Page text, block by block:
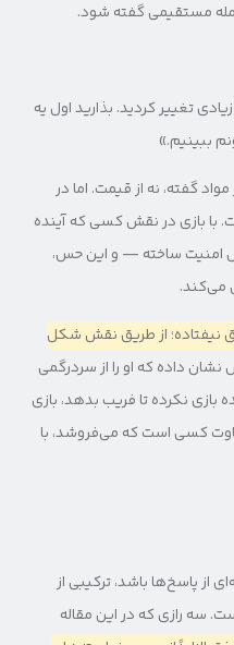
مستقیمی گفته شود.
تغییر کردید. بذارید اول یه
ببینیم.»
گفته، نه از قیمت. اما در
بازی در نقش کسی که آینده
امنیت ساخته — و این حس،
نیفتاده؛ از طریق نقش شکل
داده که او را از سردرگمی
نکرده تا فریب بدهد، بازی
کسی است که می‌فروشد، با
پاسخ‌ها باشد، ترکیبی از
رازی که در این مقاله